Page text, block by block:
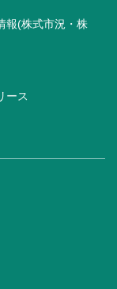
報(株式市況・株
ース